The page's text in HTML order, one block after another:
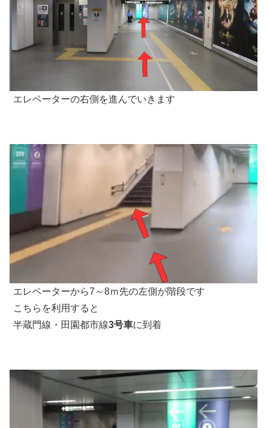
エレベーターの右側を進んでいきます
エレベーターから7～8ｍ先の左側が階段です
こちらを利用すると
半蔵門線・田園都市線3号車に到着